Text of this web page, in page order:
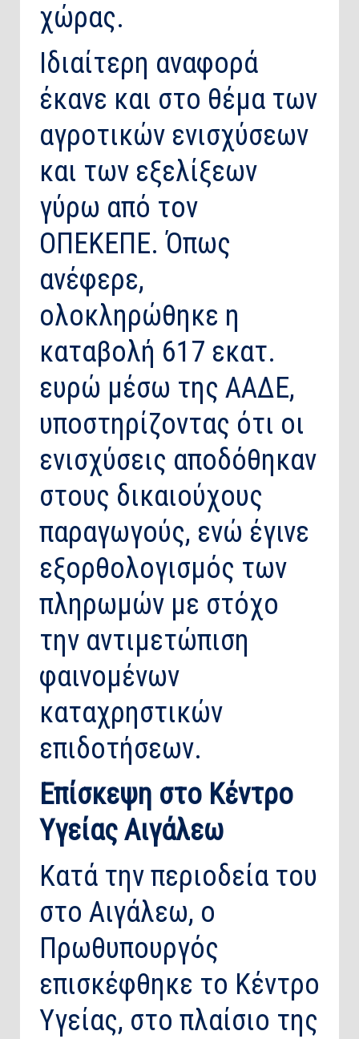
χώρας.
Ιδιαίτερη αναφορά
έκανε και στο θέμα των
αγροτικών ενισχύσεων
και των εξελίξεων
γύρω από τον
ΟΠΕΚΕΠΕ. Όπως
ανέφερε,
ολοκληρώθηκε η
καταβολή 617 εκατ.
ευρώ μέσω της ΑΑΔΕ,
υποστηρίζοντας ότι οι
ενισχύσεις αποδόθηκαν
στους δικαιούχους
παραγωγούς, ενώ έγινε
εξορθολογισμός των
πληρωμών με στόχο
την αντιμετώπιση
φαινομένων
καταχρηστικών
επιδοτήσεων.
Επίσκεψη στο Κέντρο
Υγείας Αιγάλεω
Κατά την περιοδεία του
στο Αιγάλεω, ο
Πρωθυπουργός
επισκέφθηκε το Κέντρο
Υγείας, στο πλαίσιο της